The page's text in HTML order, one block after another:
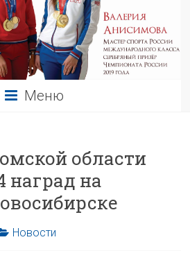
Меню
области
наград на
Новости